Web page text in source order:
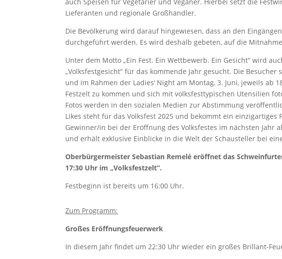
Lieferanten und regionale Großhändler.
Die Bevölkerung wird darauf hingewiesen, dass an den
durchgeführt werden. Es wird deshalb gebeten, auf die
Unter dem Motto „Ein Fest. Ein Wettbewerb. Ein Gesicht“ wird
„Volksfestgesicht“ für das kommende Jahr gesucht. Die Besucher
und im Rahmen der Ladies‘ Night am Montag, 3. Juni, jeweils ab
Festzelt zu kommen und sich mit volksfesttypischen Utensilien
Fotos werden in den sozialen Medien zur Abstimmung
Likes steht für das Volksfest 2025 und bekommt ein
Gewinner/in bei der Eröffnung des Volksfestes im nächsten Jahr
und erhält exklusive Einblicke in die Welt der Schausteller bei
Oberbürgermeister Sebastian Remelé eröffnet das
17:30 Uhr im „Volksfestzelt“.
Festbeginn ist bereits um 16:00 Uhr.
Zum Programm:
Großes Eröffnungsfeuerwerk
In diesem Jahr findet um 22:30 Uhr wieder ein großes Brillant-